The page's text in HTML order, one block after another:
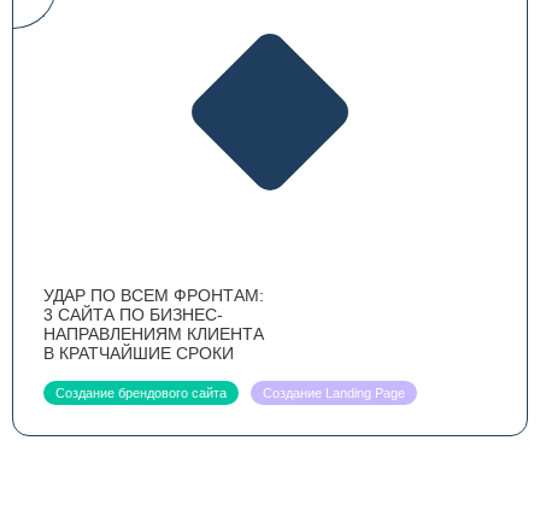
УДАР ПО ВСЕМ ФРОНТАМ:
3 САЙТА ПО БИЗНЕС-
НАПРАВЛЕНИЯМ КЛИЕНТА
В КРАТЧАЙШИЕ СРОКИ
Создание брендового сайта Создание Landing Page